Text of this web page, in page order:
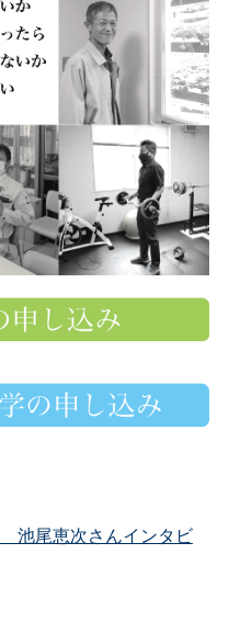
池尾恵次さんインタビ